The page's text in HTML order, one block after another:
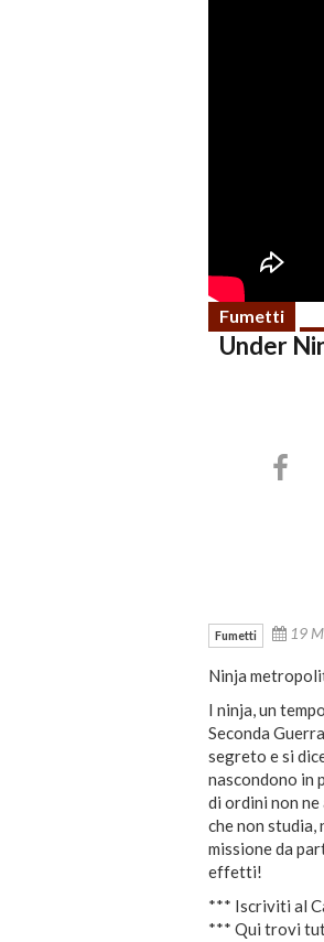
Fumetti
Under
Fumetti 19
Ninja
I ninja, un
Seconda
segreto e si
nascondono in
di ordini non
che non studia,
missione da
effetti!
*** Iscriviti al
*** Qui trovi